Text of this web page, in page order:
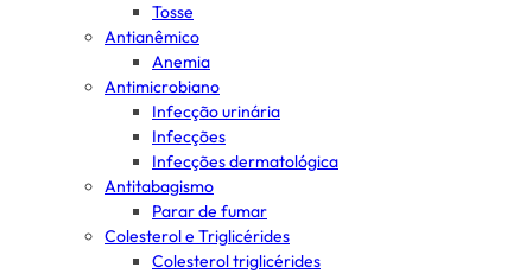
Tosse
Antianêmico
Anemia
Antimicrobiano
Infecção urinária
Infecções
Infecções dermatológica
Antitabagismo
Parar de fumar
Colesterol e Triglicérides
Colesterol triglicérides